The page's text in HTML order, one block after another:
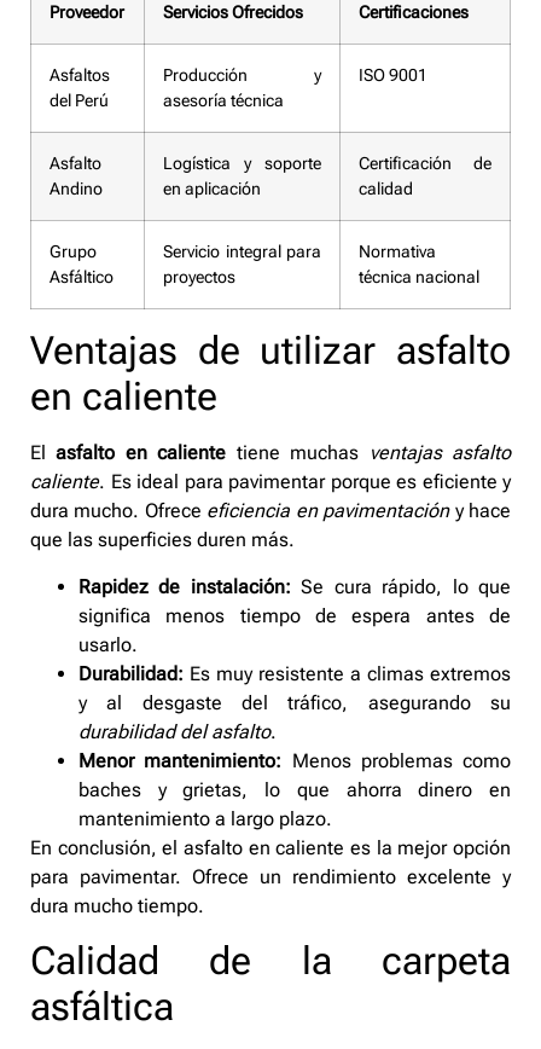
Proveedor Servicios Ofrecidos Certificaciones
Asfaltos
del Perú
Producción y
asesoría técnica
ISO 9001
Asfalto
Andino
Logística y soporte
en aplicación
Certificación de
calidad
Grupo
Asfáltico
Servicio integral para
proyectos
Normativa
técnica nacional
Ventajas de utilizar asfalto
en caliente
Elasfalto en caliente tiene muchas ventajas asfalto
caliente. Es ideal para pavimentar porque es eficiente y
dura mucho. Ofrece eficiencia en pavimentacióny hace
que las superficies duren más.
Rapidez de instalación: Se cura rápido, lo que
significa menos tiempo de espera antes de
usarlo.
Durabilidad: Es muy resistente a climas extremos
y al desgaste del tráfico, asegurando su
durabilidad del asfalto.
Menor mantenimiento: Menos problemas como
baches y grietas, lo que ahorra dinero en
mantenimiento a largo plazo.
En conclusión, el asfalto en caliente es la mejor opción
para pavimentar. Ofrece un rendimiento excelente y
dura mucho tiempo.
Calidad de la carpeta
asfáltica